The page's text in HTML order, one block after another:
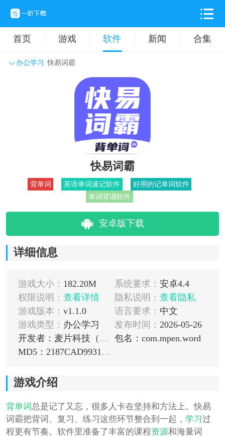
首页 游戏 软件 新闻 合集
办公学习 快易词霸
主题壁纸 旅游出行
拍摄美化 时尚购物
快易词霸
背单词 英语单词速记软件
好用的记单词软件
单词背诵软件
安卓版下载
详细信息
游戏大小： 182.20M 系统要求： 安卓4.4
权限说明： 查看详情 隐私说明： 查看隐私
游戏版本： v1.1.0 语言要求： 中文
游戏类型： 办公学习 发布时间： 2026-05-26
开发者：麦片科技（深圳）有限公司
包名：com.mpen.word
MD5：2187CAD99312D31AB7836E7CE791A188
游戏介绍
背单词 总是记了又忘，很多人卡在坚持和方法上。快易
词霸把背词、复习、练习这些环节整合到一起， 学习过
程更有节奏。软件里准备了丰富的课程资源和海量词